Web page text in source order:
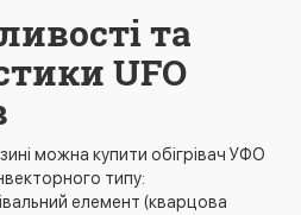
та
UFO
можна купити обігрівач УФО
типу:
елемент (кварцова